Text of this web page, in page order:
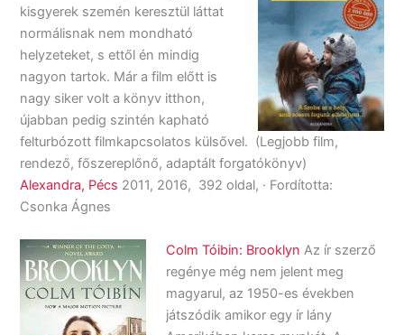
kisgyerek szemén keresztül láttat
normálisnak nem mondható
helyzeteket, s ettől én mindig
nagyon tartok. Már a film előtt is
nagy siker volt a könyv itthon,
újabban pedig szintén kapható
felturbózott filmkapcsolatos külsővel. (Legjobb film,
rendező, főszereplőnő, adaptált forgatókönyv)
Alexandra, Pécs 2011, 2016, 392 oldal, · Fordította:
Csonka Ágnes
Colm Tóibin: Brooklyn Az ír szerző
regénye még nem jelent meg
magyarul, az 1950-es években
játszódik amikor egy ír lány